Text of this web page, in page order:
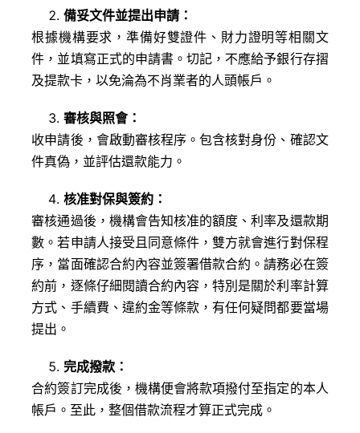
備妥文件並提出申請：
根據機構要求，準備好雙證件、財力證明等相關文
件，並填寫正式的申請書。切記，不應給予銀行存摺
及提款卡，以免淪為不肖業者的人頭帳戶。
審核與照會：
收申請後，會啟動審核程序。包含核對身份、確認文
件真偽，並評估還款能力。
核准對保與簽約：
審核通過後，機構會告知核准的額度、利率及還款期
數。若申請人接受且同意條件，雙方就會進行對保程
序，當面確認合約內容並簽署借款合約。請務必在簽
約前，逐條仔細閱讀合約內容，特別是關於利率計算
方式、手續費、違約金等條款，有任何疑問都要當場
提出。
完成撥款：
合約簽訂完成後，機構便會將款項撥付至指定的本人
帳戶。至此，整個借款流程才算正式完成。